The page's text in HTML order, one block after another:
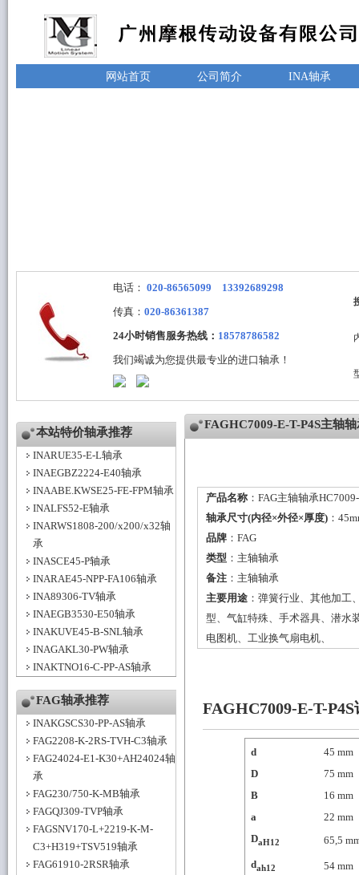
网站首页 公司简介 INA轴承
电话： 020-86565099 13392689298
传真： 020-86361387
24小时销售服务热线： 18578786582
我们竭诚为您提供最专业的进口轴承！
本站特价轴承推荐
INARUE35-E-L轴承
INAEGBZ2224-E40轴承
INAABE.KWSE25-FE-FPM轴承
INALFS52-E轴承
INARWS1808-200/x200/x32轴
承
INASCE45-P轴承
INARAE45-NPP-FA106轴承
INA89306-TV轴承
INAEGB3530-E50轴承
INAKUVE45-B-SNL轴承
INAGAKL30-PW轴承
INAKTNO16-C-PP-AS轴承
FAG轴承推荐
INAKGSCS30-PP-AS轴承
FAG2208-K-2RS-TVH-C3轴承
FAG24024-E1-K30+AH24024轴
承
FAG230/750-K-MB轴承
FAGQJ309-TVP轴承
FAGSNV170-L+2219-K-M-
C3+H319+TSV519轴承
FAG61910-2RSR轴承
FAGHC7009-E-T-P4S主轴
产品名称 ：FAG主轴轴承
轴承尺寸(内径×外径×厚度) ：
品牌 ： FAG
类型 ： 主轴轴承
备注 ：主轴轴承
主要用途 ：弹簧行业、其他加工
型、气缸特殊、手术器具、潜水
电图机、工业换气扇电机、
FAGHC7009-E-T-
d 45 mm
D
75 mm
B
16 mm
a
22 mm
DaH12 65,5
dah12 54 mm